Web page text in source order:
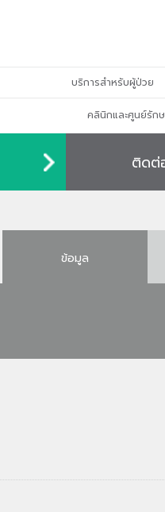
บริการสำหรับผู้ป่วย
คลินิกและศูนย์รัก
ติดต่
ข้อมูล